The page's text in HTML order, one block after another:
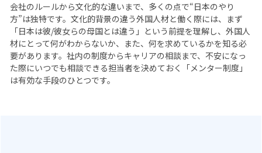
会社のルールから文化的な違いまで、多くの点で“日本のやり
方”は独特です。文化的背景の違う外国人材と働く際には、まず
「日本は彼/彼女らの母国とは違う」という前提を理解し、外国人
材にとって何がわからないか、また、何を求めているかを知る必
要があります。社内の制度からキャリアの相談まで、不安になっ
た際にいつでも相談できる担当者を決めておく「メンター制度」
は有効な手段のひとつです。